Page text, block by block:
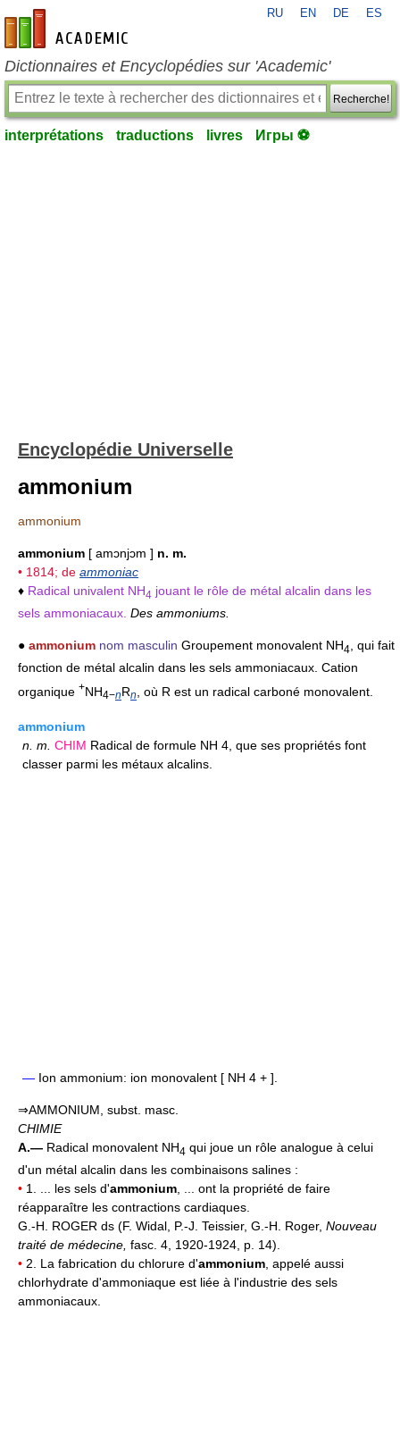
fr-academic.com
RU EN DE ES
Dictionnaires et Encyclopédies sur 'Academic'
Recherche!
interprétations traductions livres Игры ⚽
Encyclopédie Universelle
ammonium
ammonium
ammonium [ amɔnjɔm ] n. m.
• 1814; de ammoniac
♦ Radical univalent NH4 jouant le rôle de métal alcalin dans les
sels ammoniacaux. Des ammoniums.
● ammonium nom masculin Groupement monovalent NH4
, qui fait
fonction de métal alcalin dans les sels ammoniacaux. Cation
organique +NH4−nRn , où R est un radical carboné monovalent.
ammonium
n. m. CHIM Radical de formule NH 4, que ses propriétés font
classer parmi les métaux alcalins.
— Ion ammonium: ion monovalent [ NH 4 + ].
⇒AMMONIUM, subst. masc.
CHIMIE
A.— Radical monovalent NH4 qui joue un rôle analogue à celui
d'un métal alcalin dans les combinaisons salines :
• 1. ... les sels d'ammonium , ... ont la propriété de faire
réapparaître les contractions cardiaques.
G.-H. ROGER ds (F. Widal, P.-J. Teissier, G.-H. Roger, Nouveau
traité de médecine, fasc. 4, 1920-1924, p. 14).
• 2. La fabrication du chlorure d'ammonium , appelé aussi
chlorhydrate d'ammoniaque est liée à l'industrie des sels
ammoniacaux.